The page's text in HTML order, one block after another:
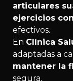
articulares
ejercicios
efectivos.
En Clínica
adaptadas a
mantener la
segura.